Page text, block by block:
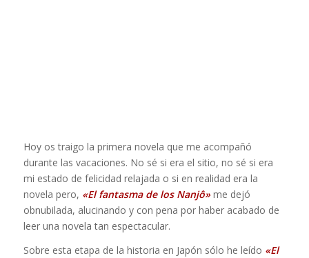
Hoy os traigo la primera novela que me acompañó
durante las vacaciones. No sé si era el sitio, no sé si era
mi estado de felicidad relajada o si en realidad era la
novela pero, «El fantasma de los Nanjô»me dejó
obnubilada, alucinando y con pena por haber acabado de
leer una novela tan espectacular.
Sobre esta etapa de la historia en Japón sólo he leído «El